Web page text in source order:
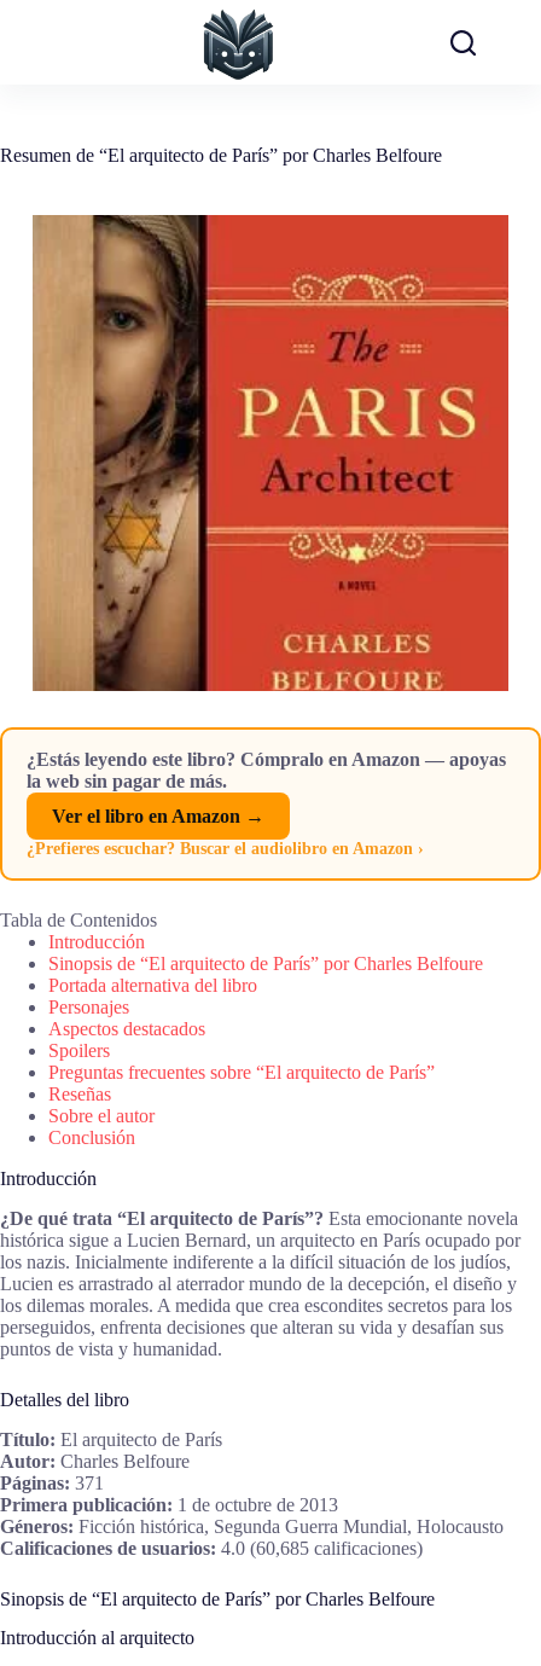
Resumen de “El arquitecto de París” por Charles Belfoure
¿Estás leyendo este libro? Cómpralo en Amazon — apoyas
la web sin pagar de más.
Ver el libro en Amazon →
¿Prefieres escuchar? Buscar el audiolibro en Amazon ›
Tabla de Contenidos
Introducción
Sinopsis de “El arquitecto de París” por Charles Belfoure
Portada alternativa del libro
Personajes
Aspectos destacados
Spoilers
Preguntas frecuentes sobre “El arquitecto de París”
Reseñas
Sobre el autor
Conclusión
Introducción
¿De qué trata “El arquitecto de París”? Esta emocionante novela
histórica sigue a Lucien Bernard, un arquitecto en París ocupado por
los nazis. Inicialmente indiferente a la difícil situación de los judíos,
Lucien es arrastrado al aterrador mundo de la decepción, el diseño y
los dilemas morales. A medida que crea escondites secretos para los
perseguidos, enfrenta decisiones que alteran su vida y desafían sus
puntos de vista y humanidad.
Detalles del libro
Título: El arquitecto de París
Autor: Charles Belfoure
Páginas: 371
Primera publicación: 1 de octubre de 2013
Géneros: Ficción histórica, Segunda Guerra Mundial, Holocausto
Calificaciones de usuarios: 4.0 (60,685 calificaciones)
Sinopsis de “El arquitecto de París” por Charles Belfoure
Introducción al arquitecto